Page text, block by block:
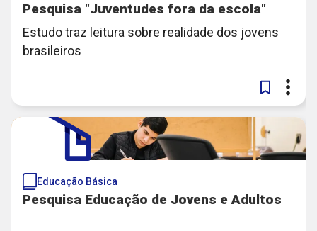
Pesquisa "Juventudes fora da escola"
Estudo traz leitura sobre realidade dos jovens
brasileiros
Educação Básica
Pesquisa Educação de Jovens e Adultos